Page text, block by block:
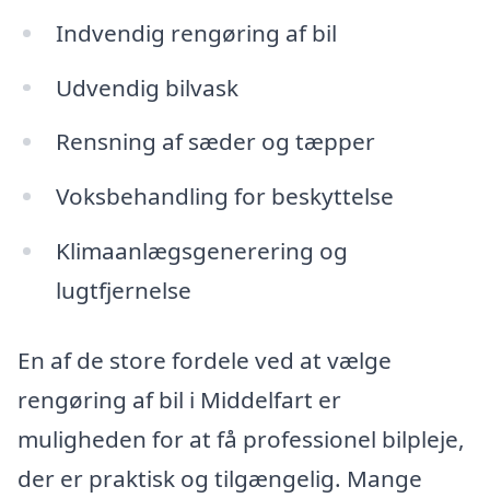
Indvendig rengøring af bil
Udvendig bilvask
Rensning af sæder og tæpper
Voksbehandling for beskyttelse
Klimaanlægsgenerering og
lugtfjernelse
En af de store fordele ved at vælge
rengøring af bil i Middelfart er
muligheden for at få professionel bilpleje,
der er praktisk og tilgængelig. Mange